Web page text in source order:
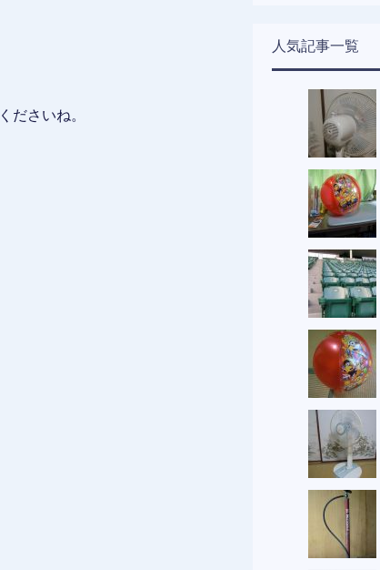
ださいね。
人気記事一覧